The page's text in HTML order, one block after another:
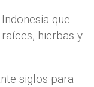
que
hierbas y
siglos para